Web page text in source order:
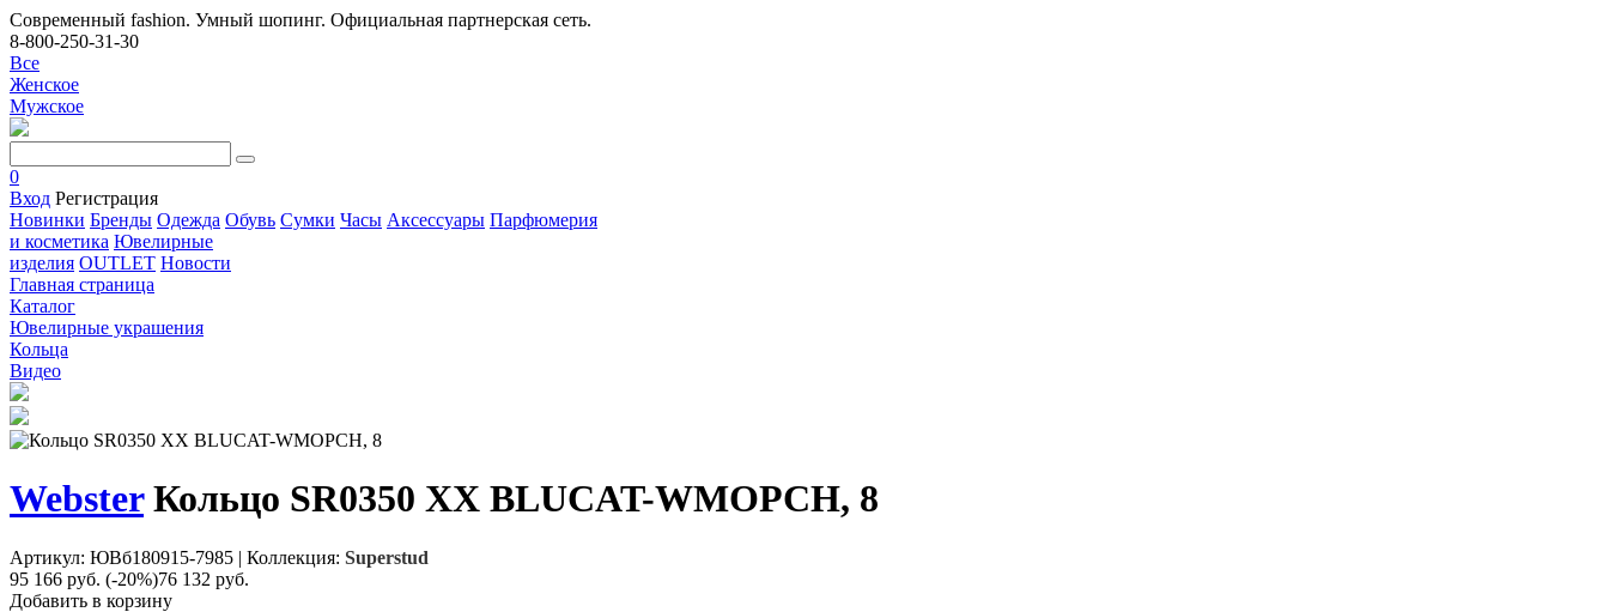
Современный fashion. Умный шопинг. Официальная партнерская сеть.
8-800-250-31-30
Все
Женское
Мужское
0
Вход Регистрация
Новинки Бренды Одежда Обувь Сумки Часы Аксессуары Парфюмерия
и косметика Ювелирные
изделия OUTLET Новости
Главная страница
Каталог
Ювелирные украшения
Кольца
Видео
WebsterКольцо SR0350 XX BLUCAT-WMOPCH, 8
Артикул: ЮВб180915-7985 | Коллекция: Superstud
95 166 руб. (-20%)76 132 руб.
Добавить в корзину